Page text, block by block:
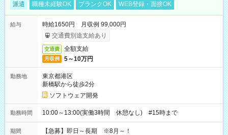
派遣 職種未経験OK ブランクOK WEB登録・面接OK
給与
時給1650円 月収例 99,000円
交通費別途支給あり
交通費 全額支給
月収例 5～10万円
勤務地
東京都港区
新橋駅から徒歩2分
ソフトウェア開発
勤務時間 10:00～13:00(実働3時間 休憩なし) #15時まで
期間 【急募】即日～長期 ※8月～！